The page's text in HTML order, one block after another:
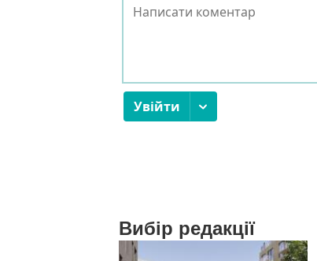
Вибір редакції